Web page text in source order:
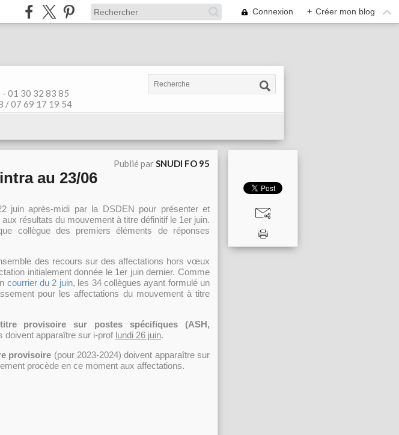
Connexion + Créer mon blog
- 01 30 32 83 85
/ 07 69 17 19 54
Publié parSNUDI FO 95
au 23/06
juin après-midi par la DSDEN pour présenter et
résultats du mouvement à titre définitif le 1er juin.
collègue des premiers éléments de réponses
des recours sur des affectations hors vœux
initialement donnée le 1er juin dernier. Comme
courrier du 2 juin, les 34 collègues ayant formulé un
pour les affectations du mouvement à titre
provisoire sur postes spécifiques (ASH,
doivent apparaître sur i-prof lundi 26 juin.
provisoire (pour 2023-2024) doivent apparaître sur
procède en ce moment aux affectations.